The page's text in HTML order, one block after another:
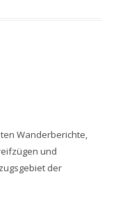
Wanderberichte,
und
der